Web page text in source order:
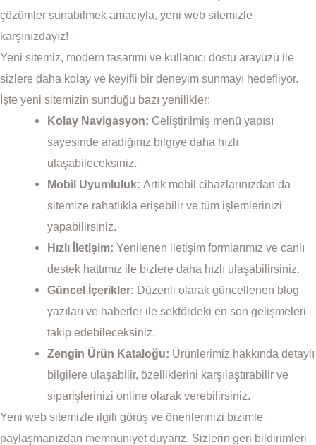
çözümler sunabilmek amacıyla, yeni web sitemizle
karşınızdayız!
Yeni sitemiz, modern tasarımı ve kullanıcı dostu arayüzü ile
sizlere daha kolay ve keyifli bir deneyim sunmayı hedefliyor.
İşte yeni sitemizin sunduğu bazı yenilikler:
Kolay Navigasyon: Geliştirilmiş menü yapısı
sayesinde aradığınız bilgiye daha hızlı
ulaşabileceksiniz.
Mobil Uyumluluk: Artık mobil cihazlarınızdan da
sitemize rahatlıkla erişebilir ve tüm işlemlerinizi
yapabilirsiniz.
Hızlı İletişim: Yenilenen iletişim formlarımız ve canlı
destek hattımız ile bizlere daha hızlı ulaşabilirsiniz.
Güncel İçerikler: Düzenli olarak güncellenen blog
yazıları ve haberler ile sektördeki en son gelişmeleri
takip edebileceksiniz.
Zengin Ürün Kataloğu: Ürünlerimiz hakkında detaylı
bilgilere ulaşabilir, özelliklerini karşılaştırabilir ve
siparişlerinizi online olarak verebilirsiniz.
Yeni web sitemizle ilgili görüş ve önerilerinizi bizimle
paylaşmanızdan memnuniyet duyarız. Sizlerin geri bildirimleri